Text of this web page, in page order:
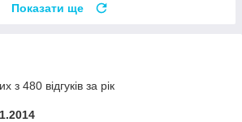
Показати ще
з 480 відгуків за рік